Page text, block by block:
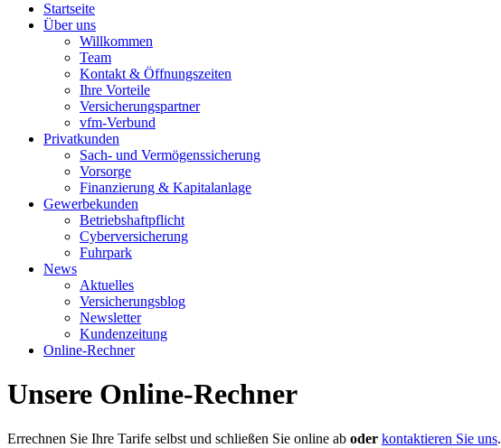
Startseite
Über uns
Willkommen
Team
Kontakt & Öffnungszeiten
Ihre Vorteile
Versicherungspartner
vfm-Verbund
Privatkunden
Sach- und Vermögenssicherung
Vorsorge
Finanzierung & Kapitalanlage
Gewerbekunden
Betriebshaftpflicht
Cyberversicherung
Fuhrpark
News
Aktuelles
Versicherungsblog
Newsletter
Kundenzeitung
Online-Rechner
Unsere Online-Rechner
Errechnen Sie Ihre Tarife selbst und schließen Sie online ab oder kontaktieren Sie uns.